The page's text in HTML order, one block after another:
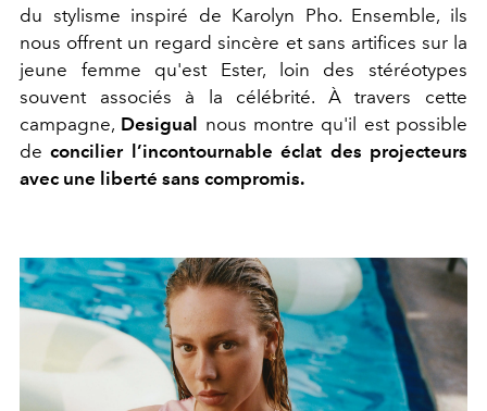
du stylisme inspiré de Karolyn Pho. Ensemble, ils
nous offrent un regard sincère et sans artifices sur la
jeune femme qu'est Ester, loin des stéréotypes
souvent associés à la célébrité. À travers cette
campagne, Desigual nous montre qu'il est possible
deconcilier l’incontournable éclat des projecteurs
avec une liberté sans compromis.